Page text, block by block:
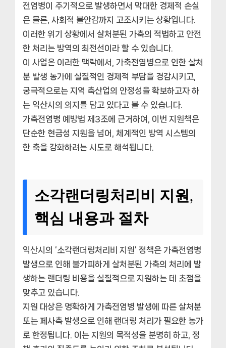
전염병이 주기적으로 발생하면서 막대한 경제적 손실
은 물론, 사회적 불안감까지 고조시키는 상황입니다.
이러한 위기 상황에서 살처분된 가축의 적법하고 안전
한 처리는 방역의 최전선이라 할 수 있습니다.
이 사업은 이러한 맥락에서, 가축전염병으로 인한 살처
분 발생 농가에 실질적인 경제적 부담을 경감시키고,
궁극적으로는 지역 축산업의 안정성을 확보하고자 하
는 익산시의 의지를 담고 있다고 볼 수 있습니다.
가축전염병 예방법 제3조에 근거하여, 이번 지원책은
단순한 현금성 지원을 넘어, 체계적인 방역 시스템의
한 축을 강화하려는 시도로 해석됩니다.
소각랜더링처리비 지원,
핵심 내용과 절차
익산시의 ‘소각랜더링처리비 지원’ 정책은 가축전염병
발생으로 인해 불가피하게 살처분된 가축의 처리에 발
생하는 랜더링 비용을 실질적으로 지원하는 데 초점을
맞추고 있습니다.
지원 대상은 명확하게 가축전염병 발생에 따른 살처분
또는 페사축 발생으로 인해 랜더링 처리가 필요한 농가
로 한정됩니다. 이는 지원의 목적성을 분명히 하고, 정